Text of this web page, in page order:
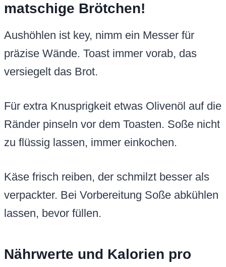
matschige Brötchen!
Aushöhlen ist key, nimm ein Messer für
präzise Wände. Toast immer vorab, das
versiegelt das Brot.
Für extra Knusprigkeit etwas Olivenöl auf die
Ränder pinseln vor dem Toasten. Soße nicht
zu flüssig lassen, immer einkochen.
Käse frisch reiben, der schmilzt besser als
verpackter. Bei Vorbereitung Soße abkühlen
lassen, bevor füllen.
Nährwerte und Kalorien pro